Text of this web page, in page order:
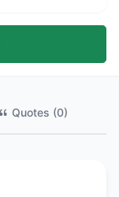
Quotes (0)